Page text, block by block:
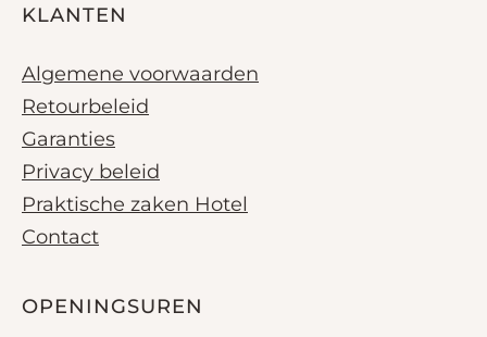
KLANTEN
Algemene voorwaarden
Retourbeleid
Garanties
Privacy beleid
Praktische zaken Hotel
Contact
OPENINGSUREN